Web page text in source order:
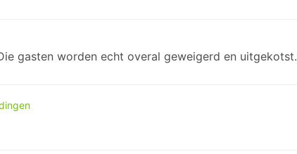
gasten worden echt overal geweigerd en uitgekotst.